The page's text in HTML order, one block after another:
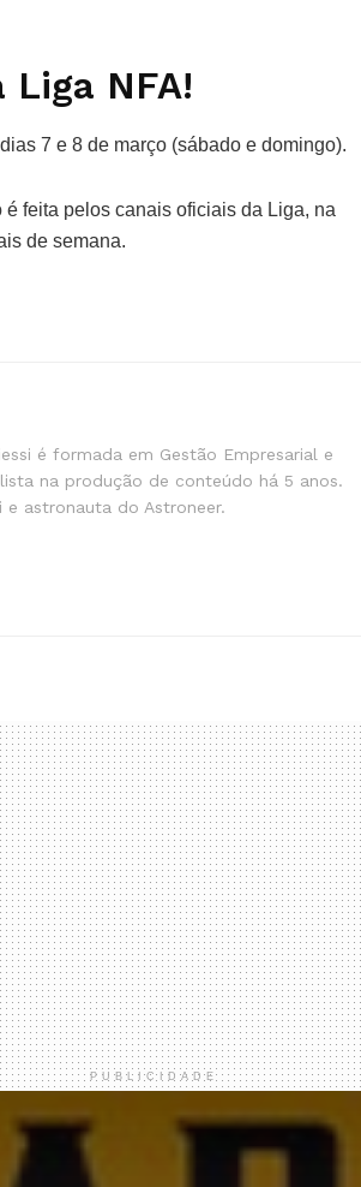
Liga NFA!
7 e 8 de março (sábado e domingo).
feita pelos canais oficiais da Liga, na
de semana.
é formada em Gestão Empresarial e
na produção de conteúdo há 5 anos.
astronauta do Astroneer.
PUBLICIDADE